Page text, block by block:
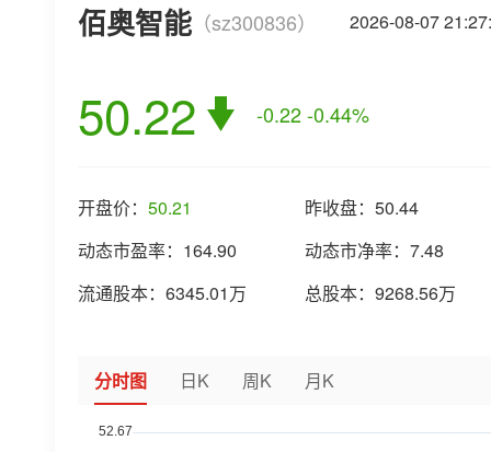
佰奥智能 （sz300836） 2026-08-07
50.22 -0.22-0.44%
开盘价： 50.21 昨收盘： 50.44
动态市盈率： 164.90 动态市净率： 7.48
流通股本： 6345.01万 总股本： 9268.56万
分时图 日K 周K 月K